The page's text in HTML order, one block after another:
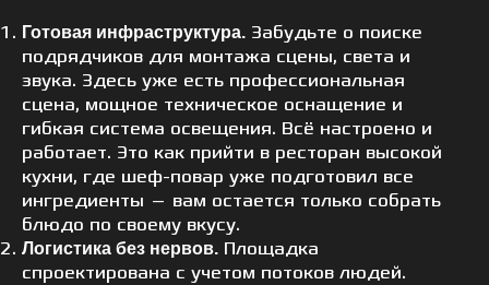
Готовая инфраструктура. Забудьте о поиске
подрядчиков для монтажа сцены, света и
звука. Здесь уже есть профессиональная
сцена, мощное техническое оснащение и
гибкая система освещения. Всё настроено и
работает. Это как прийти в ресторан высокой
кухни, где шеф-повар уже подготовил все
ингредиенты — вам остается только собрать
блюдо по своему вкусу.
Логистика без нервов. Площадка
спроектирована с учетом потоков людей.